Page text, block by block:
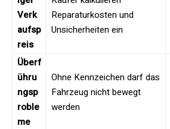
Verk
aufsp
reis
Reparaturkosten und
Unsicherheiten ein
Überf
ühru
ngsp
roble
me
Ohne Kennzeichen darf das
Fahrzeug nicht bewegt
werden